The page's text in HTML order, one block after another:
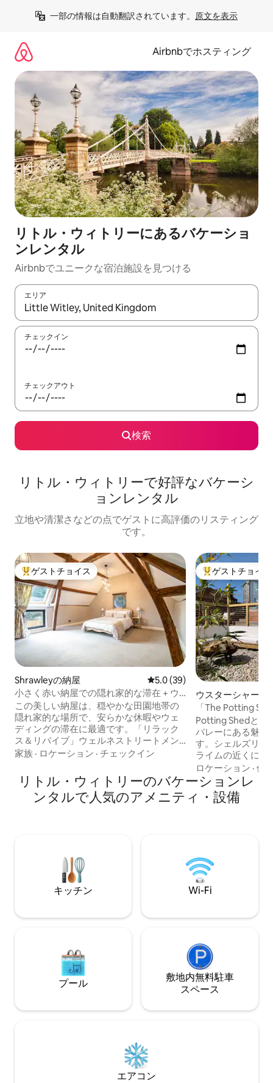
一部の情報は自動翻訳されています。 原文を表示
Airbnbでホスティング
リトル・ウィトリーにあるバケーショ
ンレンタル
Airbnbでユニークな宿泊施設を見つける
エリア
検索結果が表示されたら、上下の矢印キーを使って移動するか
チェックイン
チェックアウト
検索
リトル・ウィトリーで好評なバケーシ
ョンレンタル
立地や清潔さなどの点でゲストに高評価のリスティング
です。
大好評のゲストチョイスです。
ゲストチョイス
Shrawleyの納屋 レビュー39件、5つ星中5.0つ
5.0 (39)
小さく赤い納屋での隠れ家的な滞在 + ウ
ェルネストリートメント
この美しい納屋は、穏やかな田園地帯の
隠れ家的な場所で、安らかな休暇やウェ
ディングの滞在に最適です。「リラック
ス＆リバイブ」ウェルネストリートメン
トで旅行をさらに充実させましょう（事
なキングサイズベッド1台、独立したバス
タブとオーバーヘッドシャワーを備えた
スタイリッシュなバスルーム、ソファベ
ください。カラディーン・バーンズとシ
ュローリー・ウッズの近くという理想的
なロケーションです。
家族 · ロケーション · チェックイン
大好評のゲスト
ゲストチョイス
ウスターシャーの
「The Potting
Potting Shedと
バレーにある魅力
す。シェルズリー
ライムの近くにあ
キロ、ラドローか
ります。周囲には
道、居心地の良
トがあり、各宿
を求めるカップル
家族に最適です。
ロケーション ·価
リトル・ウィトリーのバケーションレ
ンタルで人気のアメニティ・設備
キッチン Wi-Fi
プール
敷地内無料駐⁠車
ス⁠ペ⁠ー⁠ス
エアコン